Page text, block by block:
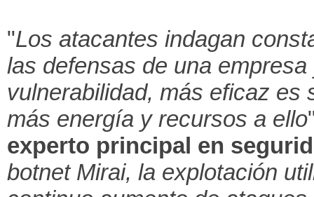
"Los atacantes indagan
las defensas de una
vulnerabilidad, más eficaz es
más energía y recursos a ello
experto principal en
botnet Mirai, la explotación